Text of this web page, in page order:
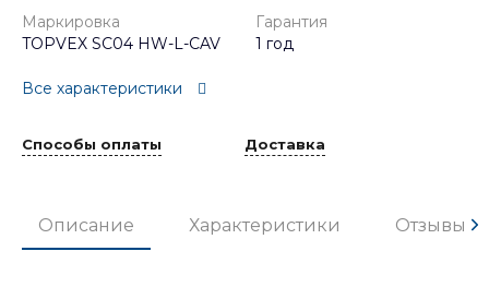
Маркировка
TOPVEX SC04 HW-L-CAV
Гарантия
1 год
Все характеристики
Способы оплаты Доставка
Описание Характеристики Отзывы